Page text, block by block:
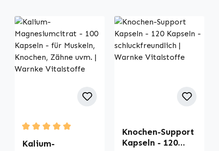
Durchschnittliche Bewertung von 5 von 5 Sternen
Kalium-
Knochen-Support
Kapseln - 120